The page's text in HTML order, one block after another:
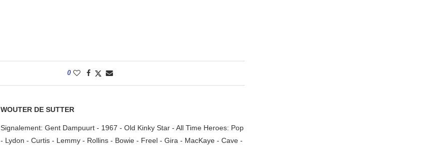
0
WOUTER DE SUTTER
Signalement: Gent Dampuurt - 1967 - Old Kinky Star - All Time Heroes: Pop
- Lydon - Curtis - Lemmy - Rollins - Bowie - Freel - Gira - MacKaye - Cave -